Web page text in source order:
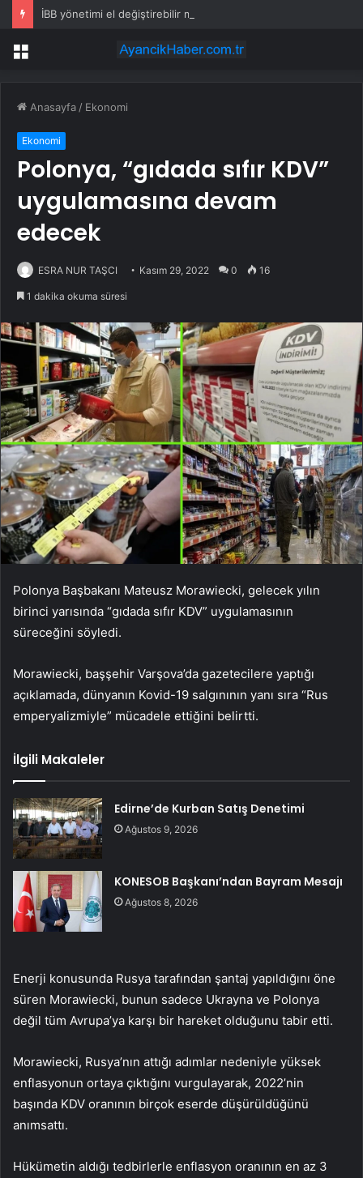
Menü
Anasayfa / Ekonomi
Ekonomi
Polonya, “gıdada sıfır KDV”
uygulamasına devam
edecek
ESRA NUR TAŞCI Kasım 29, 2022 0 16
1 dakika okuma süresi
Polonya Başbakanı Mateusz Morawiecki, gelecek yılın
birinci yarısında “gıdada sıfır KDV” uygulamasının
süreceğini söyledi.
Morawiecki, başşehir Varşova’da gazetecilere yaptığı
açıklamada, dünyanın Kovid-19 salgınının yanı sıra “Rus
emperyalizmiyle” mücadele ettiğini belirtti.
İlgili Makaleler
Edirne’de Kurban Satış Denetimi
Ağustos 9, 2026
KONESOB Başkanı’ndan Bayram Mesajı
Ağustos 8, 2026
Enerji konusunda Rusya tarafından şantaj yapıldığını öne
süren Morawiecki, bunun sadece Ukrayna ve Polonya
değil tüm Avrupa’ya karşı bir hareket olduğunu tabir etti.
Morawiecki, Rusya’nın attığı adımlar nedeniyle yüksek
enflasyonun ortaya çıktığını vurgulayarak, 2022’nin
başında KDV oranının birçok eserde düşürüldüğünü
anımsattı.
Hükümetin aldığı tedbirlerle enflasyon oranının en az 3